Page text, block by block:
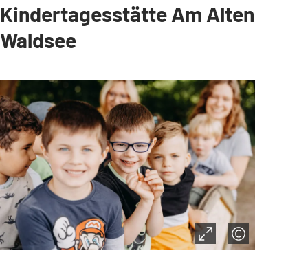
Kindertagesstätte Am Alten
Waldsee